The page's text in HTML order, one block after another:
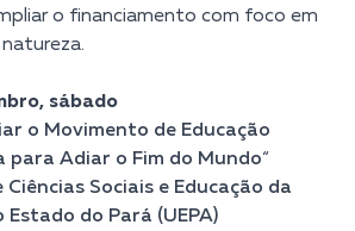
o financiamento com foco em
sábado
o Movimento de Educação
para Adiar o Fim do Mundo“
Ciências Sociais e Educação da
do Pará (UEPA)